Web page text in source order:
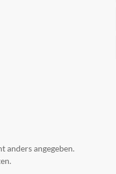
anders angegeben.